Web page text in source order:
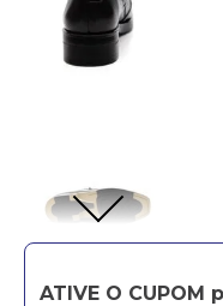
ATIVE O